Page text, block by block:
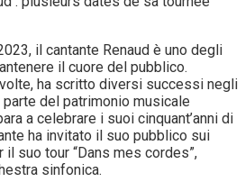
il cantante Renaud è uno degli
il cuore del pubblico.
ha scritto diversi successi negli
parte del patrimonio musicale
a celebrare i suoi cinquant’anni di
ha invitato il suo pubblico sui
il suo tour “Dans mes cordes”,
sinfonica.